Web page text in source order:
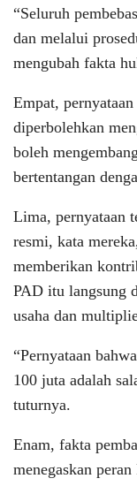
“Seluruh
dan melalui
mengubah fakta
Empat,
diperbolehkan
boleh
bertentangan
Lima, pernyataan
resmi, kata
memberikan
PAD itu langsung
usaha dan
“Pernyataan
100 juta adalah
tuturnya.
Enam, fakta
menegaskan